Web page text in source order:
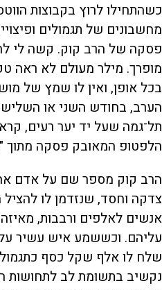
כשהתחילו לרוץ בקבוצות
מחשבונים של תגמולים
פסקה של הרב קוק. קשה לי
מופרך. מילר מעולם לא ראה
בכל אופן, ואין לו שמץ של
הערב, בחודש השני או
תל־גמה שעל יד יער רעים,
הלפטופ המאובק פסקה מתוך
הרב קוק מספר שם על אדם
צדקה וחסד, שנזדמן לו
אנשים לאלפים ורבבות,
עליהם. וכששמע איש עשיר
שלח לו אלף שקל כסף
נקשיב בתשומת לב לתחושות